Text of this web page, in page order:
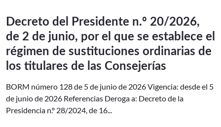
Decreto del Presidente n.º 20/2026,
de 2 de junio, por el que se establece el
régimen de sustituciones ordinarias de
los titulares de las Consejerías
BORM número 128 de 5 de junio de 2026 Vigencia: desde el 5
de junio de 2026 Referencias Deroga a: Decreto de la
Presidencia n.º 28/2024, de 16...